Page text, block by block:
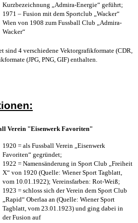
Kurzbezeichnung „Admira-Energie“ geführt;
1971 – Fusion mit dem Sportclub „Wacker“
Wien von 1908 zum Fussball Club „Admira-
Wacker“
sind 4 verschiedene Vektorgrafikformate (CDR,
(JPG, PNG, GIF) enthalten.
Verein "Eisenwerk Favoriten"
1920 = als Fussball Verein „Eisenwerk
Favoriten“ gegründet;
1922 = Namensänderung in Sport Club „Freiheit
X“ von 1920 (Quelle: Wiener Sport Tagblatt,
vom 10.01.1922); Vereinsfarben: Rot-Weiß;
1923 = schloss sich der Verein dem Sport Club
„Rapid“ Oberlaa an (Quelle: Wiener Sport
Tagblatt, vom 23.01.1923) und ging dabei in
der Fusion auf